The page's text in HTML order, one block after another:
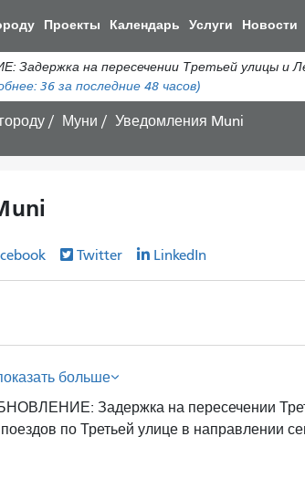
Проекты Календарь Услуги Новости
на пересечении Третьей улицы и
36 за последние 48 часов)
Муни Уведомления Muni
Twitter LinkedIn
больше
Задержка на пересечении
по Третьей улице в направлении